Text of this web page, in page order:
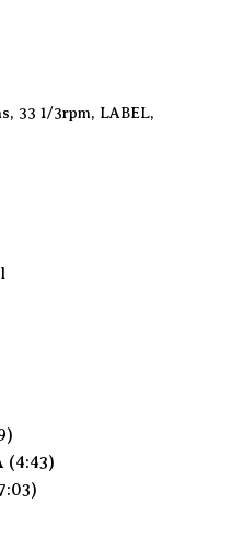
, 33 1/3rpm, LABEL,
(4:43)